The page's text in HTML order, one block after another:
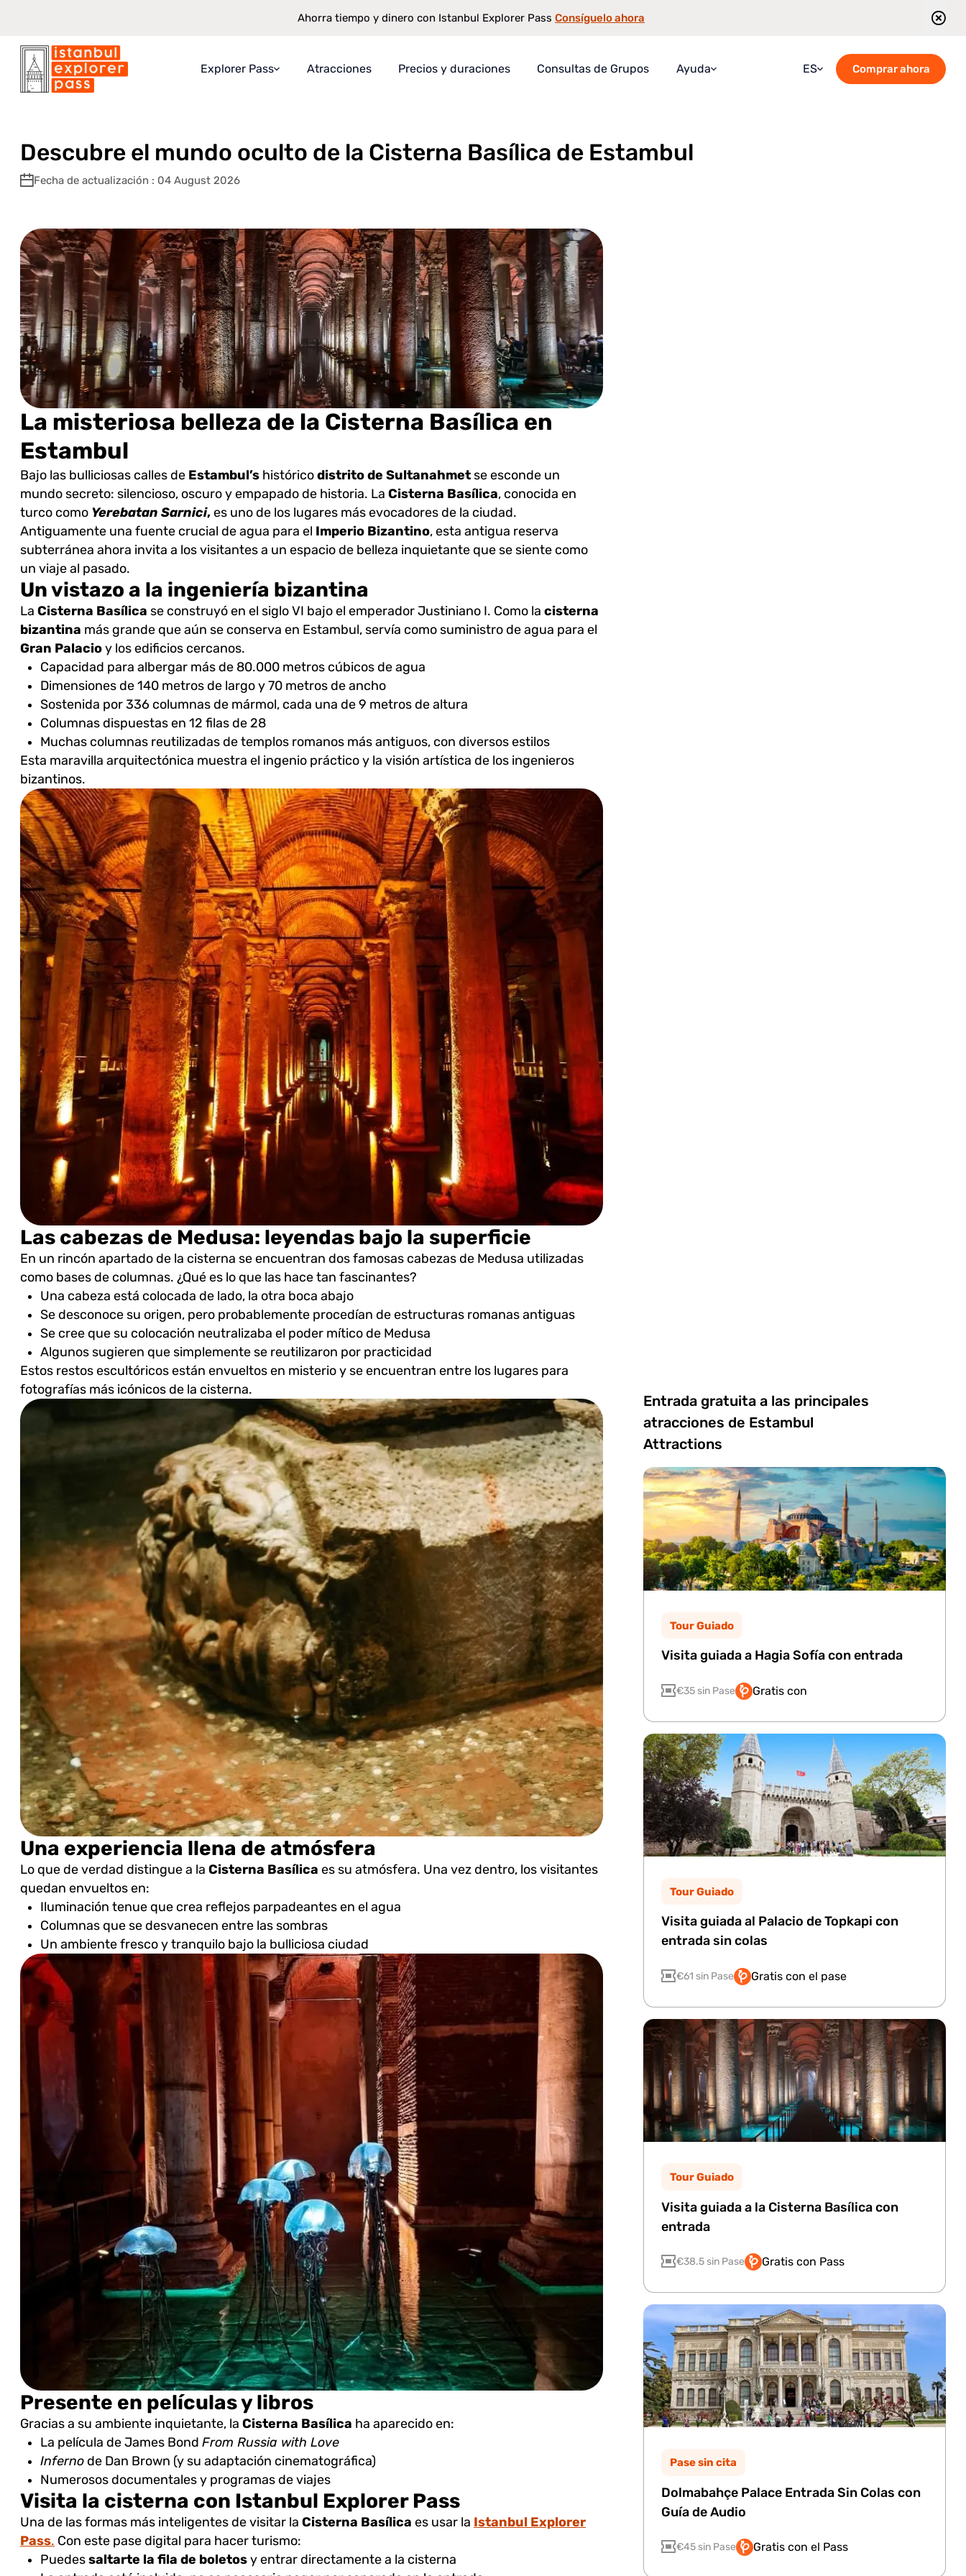
Ahorra tiempo y dinero con Istanbul Explorer Pass Consíguelo ahora
Explorer Pass Atracciones Precios y duraciones Consultas de Grupos Ayuda ES Comprar ahora
Istanbul Explorer Pass
Descubre el mundo oculto de la Cisterna Basílica de Estambul
Fecha de actualización : 04 August 2026
La misteriosa belleza de la Cisterna Basílica en
Estambul
Bajo las bulliciosas calles de Estambul’s histórico distrito de Sultanahmet se esconde un
mundo secreto: silencioso, oscuro y empapado de historia. La Cisterna Basílica, conocida en
turco como Yerebatan Sarnici,es uno de los lugares más evocadores de la ciudad.
Antiguamente una fuente crucial de agua para el Imperio Bizantino, esta antigua reserva
subterránea ahora invita a los visitantes a un espacio de belleza inquietante que se siente como
un viaje al pasado.
Un vistazo a la ingeniería bizantina
La Cisterna Basílica se construyó en el siglo VI bajo el emperador Justiniano I. Como la cisterna
bizantina más grande que aún se conserva en Estambul, servía como suministro de agua para el
Gran Palacioy los edificios cercanos.
Capacidad para albergar más de 80.000 metros cúbicos de agua
Dimensiones de 140 metros de largo y 70 metros de ancho
Sostenida por 336 columnas de mármol, cada una de 9 metros de altura
Columnas dispuestas en 12 filas de 28
Muchas columnas reutilizadas de templos romanos más antiguos, con diversos estilos
Esta maravilla arquitectónica muestra el ingenio práctico y la visión artística de los ingenieros
bizantinos.
Las cabezas de Medusa: leyendas bajo la superficie
En un rincón apartado de la cisterna se encuentran dos famosas cabezas de Medusa utilizadas
como bases de columnas. ¿Qué es lo que las hace tan fascinantes?
Una cabeza está colocada de lado, la otra boca abajo
Se desconoce su origen, pero probablemente procedían de estructuras romanas antiguas
Se cree que su colocación neutralizaba el poder mítico de Medusa
Algunos sugieren que simplemente se reutilizaron por practicidad
Estos restos escultóricos están envueltos en misterio y se encuentran entre los lugares para
fotografías más icónicos de la cisterna.
Una experiencia llena de atmósfera
Lo que de verdad distingue a la Cisterna Basílica es su atmósfera. Una vez dentro, los visitantes
quedan envueltos en:
Iluminación tenue que crea reflejos parpadeantes en el agua
Columnas que se desvanecen entre las sombras
Un ambiente fresco y tranquilo bajo la bulliciosa ciudad
Presente en películas y libros
Gracias a su ambiente inquietante, la Cisterna Basílica ha aparecido en:
La película de James Bond From Russia with Love
Infernode Dan Brown (y su adaptación cinematográfica)
Numerosos documentales y programas de viajes
Visita la cisterna con Istanbul Explorer Pass
Una de las formas más inteligentes de visitar la Cisterna Basílica es usar la Istanbul Explorer
Pass. Con este pase digital para hacer turismo:
Puedes saltarte la fila de boletosy entrar directamente a la cisterna
Entrada gratuita a las principales
atracciones de Estambul
Attractions
Tour Guiado
Visita guiada a Hagia Sofía con entrada
€35 sin Pase Gratis con
Tour Guiado
Visita guiada al Palacio de Topkapi con
entrada sin colas
€61 sin Pase Gratis con el pase
Tour Guiado
Visita guiada a la Cisterna Basílica con
entrada
€38.5 sin Pase Gratis con Pass
Pase sin cita
Dolmabahçe Palace Entrada Sin Colas con
Guía de Audio
€45 sin Pase Gratis con el Pass